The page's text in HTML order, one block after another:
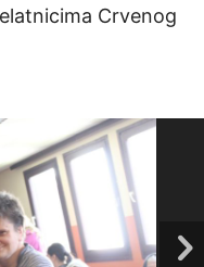
Crvenog